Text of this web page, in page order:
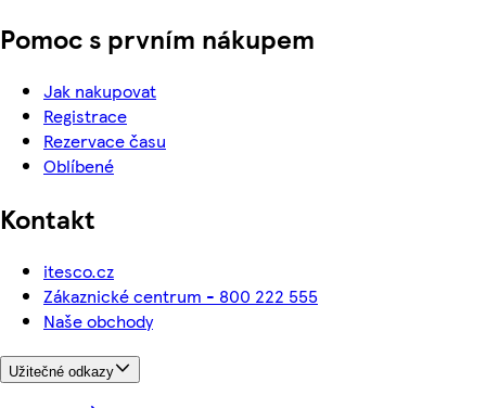
Pomoc s prvním nákupem
Jak nakupovat
Registrace
Rezervace času
Oblíbené
Kontakt
itesco.cz
Zákaznické centrum - 800 222 555
Naše obchody
Užitečné odkazy